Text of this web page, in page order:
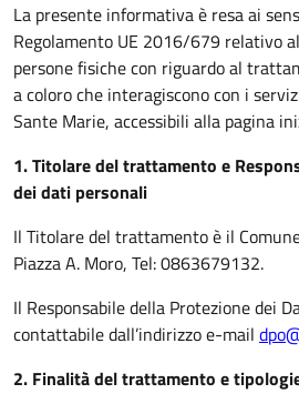
La presente informativa è resa ai
Regolamento UE 2016/679 relativo
persone fisiche con riguardo al
a coloro che interagiscono con i
Sante Marie, accessibili alla pagina
1. Titolare del trattamento e
dei dati personali
Il Titolare del trattamento è il
Piazza A. Moro, Tel: 0863679132.
Il Responsabile della Protezione dei
contattabile dall’indirizzo e-mail
2. Finalità del trattamento e